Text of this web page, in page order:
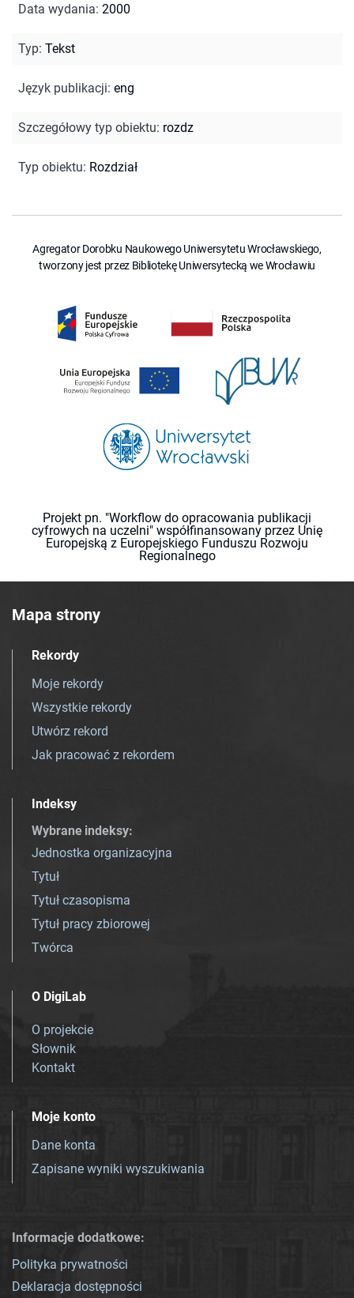
Data wydania: 2000
Typ: Tekst
Język publikacji: eng
Szczegółowy typ obiektu: rozdz
Typ obiektu: Rozdział
Agregator Dorobku Naukowego Uniwersytetu Wrocławskiego,
tworzony jest przez Bibliotekę Uniwersytecką we Wrocławiu
Projekt pn. "Workflow do opracowania publikacji
cyfrowych na uczelni" współfinansowany przez Unię
Europejską z Europejskiego Funduszu Rozwoju
Regionalnego
Mapa strony
Rekordy
Moje rekordy
Wszystkie rekordy
Utwórz rekord
Jak pracować z rekordem
Indeksy
Wybrane indeksy:
Jednostka organizacyjna
Tytuł
Tytuł czasopisma
Tytuł pracy zbiorowej
Twórca
O DigiLab
O projekcie
Słownik
Kontakt
Moje konto
Dane konta
Zapisane wyniki wyszukiwania
Informacje dodatkowe:
Polityka prywatności
Deklaracja dostępności